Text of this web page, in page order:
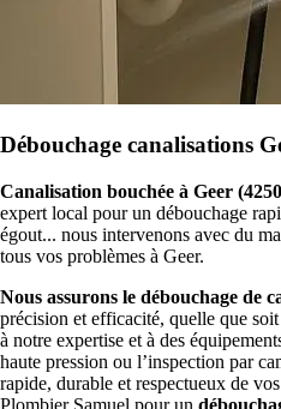
Débouchage canalisations
Canalisation bouchée à Geer
expert local pour un débouchage
égout... nous intervenons avec du
tous vos problèmes à Geer.
Nous assurons le débouchage de
précision et efficacité, quelle que
à notre expertise et à des
haute pression ou l’inspection par
rapide, durable et respectueux de
Plombier Samuel pour un